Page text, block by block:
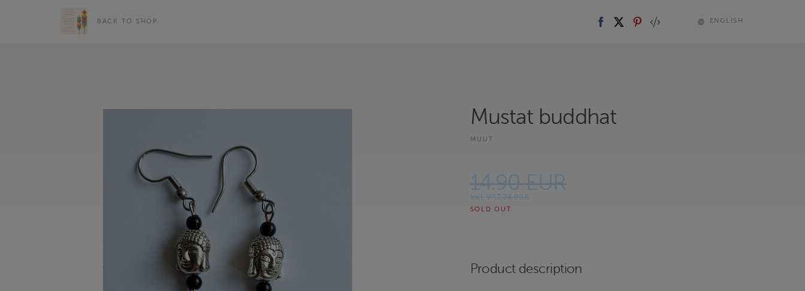
BACK TO SHOP ENGLISH
Mustat buddhat
MUUT
14.90 EUR
Incl. VAT 24.00%
SOLD OUT
Product description